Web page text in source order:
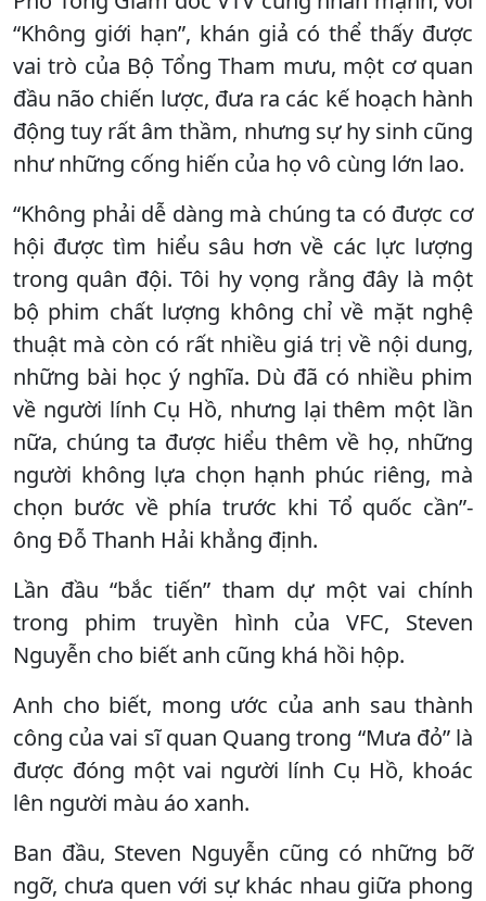
“Không giới hạn”, khán giả có thể thấy được
vai trò của Bộ Tổng Tham mưu, một cơ quan
đầu não chiến lược, đưa ra các kế hoạch hành
động tuy rất âm thầm, nhưng sự hy sinh cũng
như những cống hiến của họ vô cùng lớn lao.
“Không phải dễ dàng mà chúng ta có được cơ
hội được tìm hiểu sâu hơn về các lực lượng
trong quân đội. Tôi hy vọng rằng đây là một
bộ phim chất lượng không chỉ về mặt nghệ
thuật mà còn có rất nhiều giá trị về nội dung,
những bài học ý nghĩa. Dù đã có nhiều phim
về người lính Cụ Hồ, nhưng lại thêm một lần
nữa, chúng ta được hiểu thêm về họ, những
người không lựa chọn hạnh phúc riêng, mà
chọn bước về phía trước khi Tổ quốc cần”-
ông Đỗ Thanh Hải khẳng định.
Lần đầu “bắc tiến” tham dự một vai chính
trong phim truyền hình của VFC, Steven
Nguyễn cho biết anh cũng khá hồi hộp.
Anh cho biết, mong ước của anh sau thành
công của vai sĩ quan Quang trong “Mưa đỏ” là
được đóng một vai người lính Cụ Hồ, khoác
lên người màu áo xanh.
Ban đầu, Steven Nguyễn cũng có những bỡ
ngỡ, chưa quen với sự khác nhau giữa phong